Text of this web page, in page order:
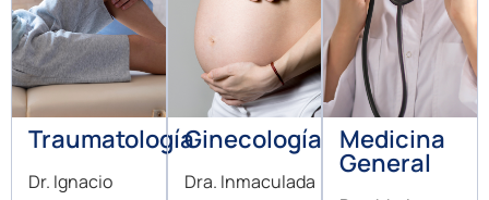
Traumatología
Dr. Ignacio
Ginecología
Dra. Inmaculada
Medicina
General